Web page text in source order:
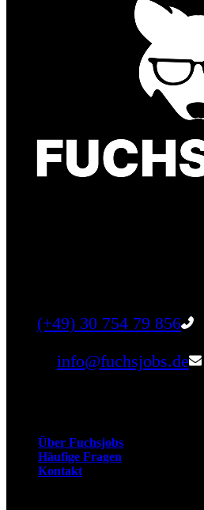
(+49) 30 754 79 856
info@fuchsjobs.de
Über Fuchsjobs
Häufige Fragen
Kontakt